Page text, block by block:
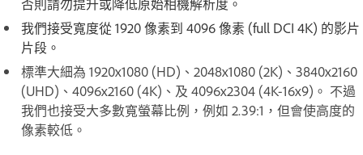
我們接受寬度從 1920 像素到 4096 像素 (full DCI 4K) 的影片
片段。
標準大細為 1920x1080 (HD)、2048x1080 (2K)、3840x2160
(UHD)、4096x2160 (4K)、及 4096x2304 (4K-16x9)。 不過
我們也接受大多數寬螢幕比例，例如 2.39:1，但會使高度的
像素較低。